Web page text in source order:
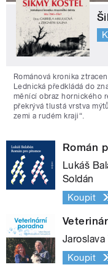
Románová kronika
Lednická předkládá do
měnící obraz hornického
překrývá tlustá vrstva
zemi a rudém kraji“.
Román
Lukáš
Soldán
Koupit
Koupit